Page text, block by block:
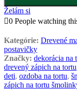
Želám si
0 People watching
Kategórie: Drevené
postavičky
Značky: dekorácia na
drevený zápich na tortu
deti, ozdoba na tortu,
zápich na tortu